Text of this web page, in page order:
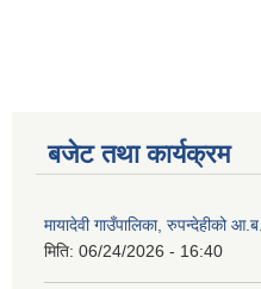
बजेट तथा कार्यक्रम
मायादेवी गाउँपालिका, रुपन्देहीको
मिति: 06/24/2026 - 16:40